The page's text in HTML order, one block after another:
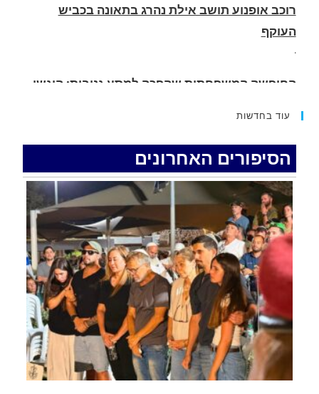
החופשה המשפחתית שהפכה למסע גניבות: הוגשו
.
רכב התנגש במעקה בטיחות בכביש 90 בסמוך לעין
חצבה. פצועים
איציק נועם מייסד מקומו ערב ערב נפטר
עוד בחדשות
הסיפורים האחרונים